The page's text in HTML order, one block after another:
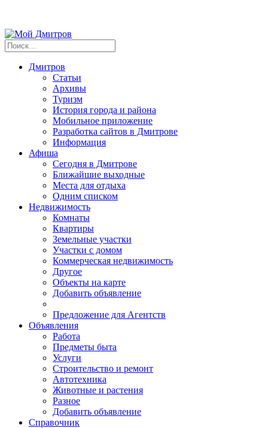
Дмитров
Статьи
Архивы
Туризм
История города и района
Мобильное приложение
Разработка сайтов в Дмитрове
Информация
Афиша
Сегодня в Дмитрове
Ближайшие выходные
Места для отдыха
Одним списком
Недвижимость
Комнаты
Квартиры
Земельные участки
Участки с домом
Коммерческая недвижимость
Другое
Объекты на карте
Добавить объявление
Предложение для Агентств
Объявления
Работа
Предметы быта
Услуги
Строительство и ремонт
Автотехника
Животные и растения
Разное
Добавить объявление
Справочник